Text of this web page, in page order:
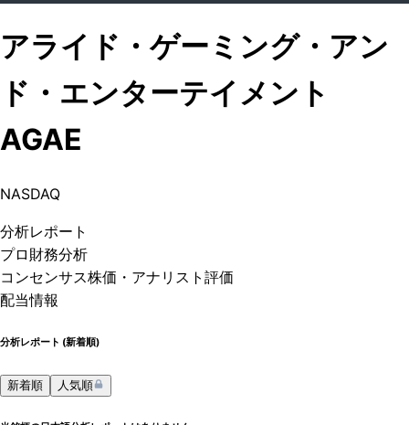
アライド・ゲーミング・アン
ド・エンターテイメント
AGAE
NASDAQ
分析レポート
プロ 財務分析
コンセンサス株価 ・アナリスト評価
配当情報
分析レポート (新着順)
新着順 人気順